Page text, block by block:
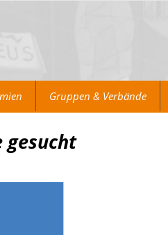
Gruppen & Verbände
gesucht